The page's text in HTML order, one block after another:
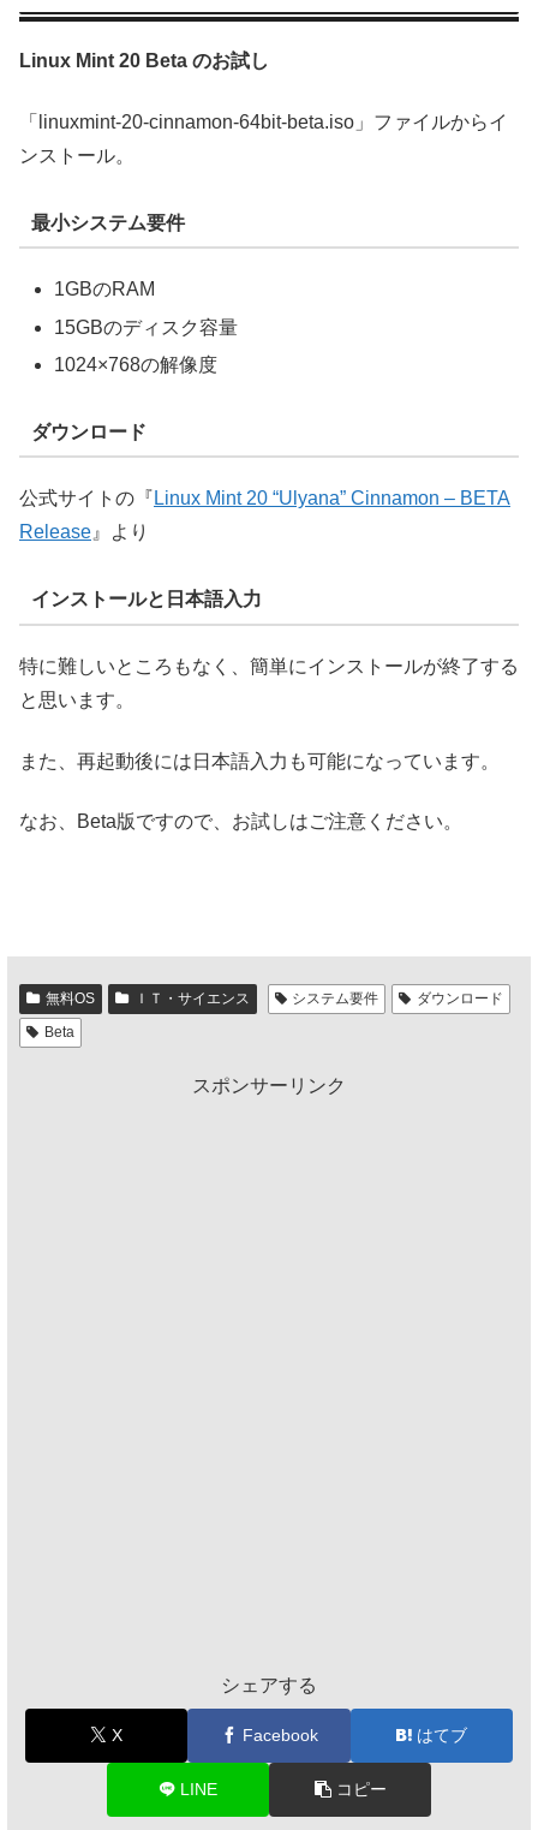
Linux Mint 20 Beta のお試し
「linuxmint-20-cinnamon-64bit-beta.iso」ファイルからイ
ンストール。
最小システム要件
1GBのRAM
15GBのディスク容量
1024×768の解像度
ダウンロード
公式サイトの『 Linux Mint 20 “Ulyana” Cinnamon – BETA
Release』より
インストールと日本語入力
特に難しいところもなく、簡単にインストールが終了する
と思います。
また、再起動後には日本語入力も可能になっています。
なお、Beta版ですので、お試しはご注意ください。
無料OS ＩＴ・サイエンス システム要件
ダウンロード
Beta
スポンサーリンク
シェアする
X Facebook はてブ
LINE コピー